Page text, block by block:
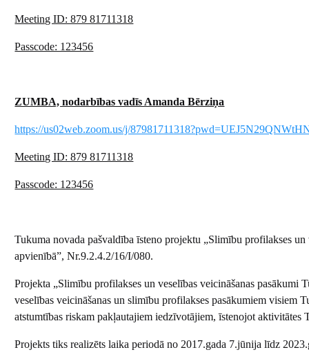
Meeting ID: 879 81711318
Passcode: 123456
ZUMBA, nodarbības vadīs Amanda Bērziņa
https://us02web.zoom.us/j/
Meeting ID: 879 81711318
Passcode: 123456
Tukuma novada pašvaldība īsteno projektu „Slimību profilakses
apvienībā”, Nr.9.2.4.2/16/I/080.
Projekta „Slimību profilakses un veselības veicināšanas
veselības veicināšanas un slimību profilakses pasākumiem visiem
atstumtības riskam pakļautajiem iedzīvotājiem, īstenojot
Projekts tiks realizēts laika periodā no 2017.gada 7.jūnija līdz